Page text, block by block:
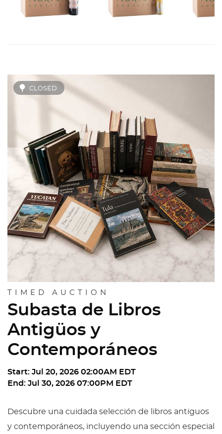
CLOSED
TIMED AUCTION
Subasta de Libros
Antigüos y
Contemporáneos
Start: Jul 20, 2026 02:00AM EDT
End: Jul 30, 2026 07:00PM EDT
Descubre una cuidada selección de libros antiguos
y contemporáneos, incluyendo una sección especial